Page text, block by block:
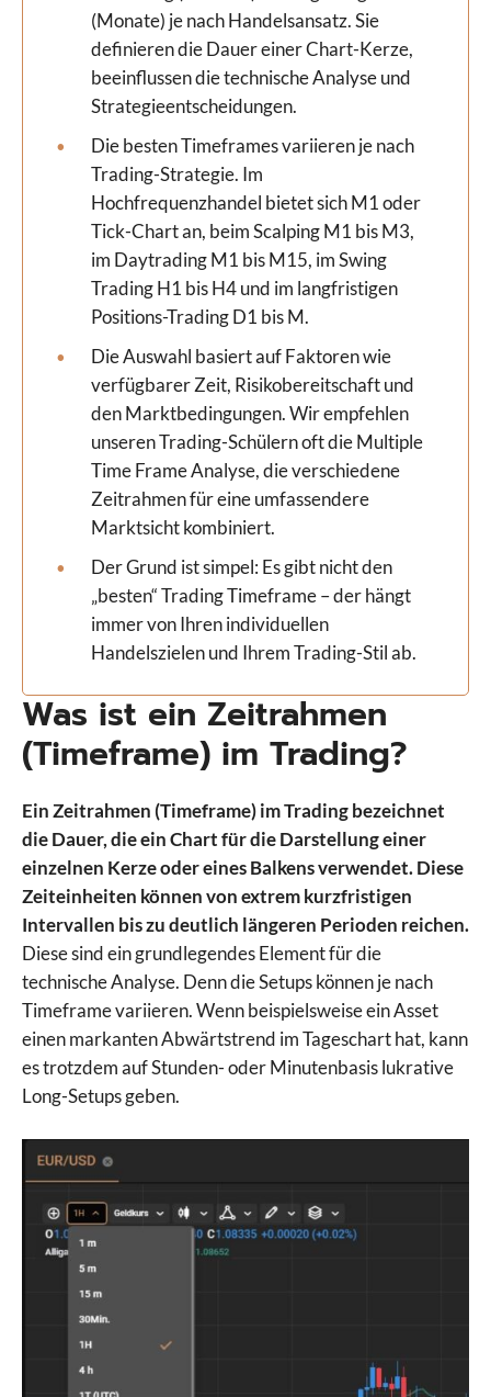
(Monate) je nach Handelsansatz. Sie
definieren die Dauer einer Chart-Kerze,
beeinflussen die technische Analyse und
Strategieentscheidungen.
Die besten Timeframes variieren je nach
Trading-Strategie. Im
Hochfrequenzhandel bietet sich M1 oder
Tick-Chart an, beim Scalping M1 bis M3,
im Daytrading M1 bis M15, im Swing
Trading H1 bis H4 und im langfristigen
Positions-Trading D1 bis M.
Die Auswahl basiert auf Faktoren wie
verfügbarer Zeit, Risikobereitschaft und
den Marktbedingungen. Wir empfehlen
unseren Trading-Schülern oft die Multiple
Time Frame Analyse, die verschiedene
Zeitrahmen für eine umfassendere
Marktsicht kombiniert.
Der Grund ist simpel: Es gibt nicht den
„besten“ Trading Timeframe – der hängt
immer von Ihren individuellen
Handelszielen und Ihrem Trading-Stil ab.
Was ist ein Zeitrahmen
(Timeframe) im Trading?
Ein Zeitrahmen (Timeframe) im Trading bezeichnet
die Dauer, die ein Chart für die Darstellung einer
einzelnen Kerze oder eines Balkens verwendet. Diese
Zeiteinheiten können von extrem kurzfristigen
Intervallen bis zu deutlich längeren Perioden reichen.
Diese sind ein grundlegendes Element für die
technische Analyse. Denn die Setups können je nach
Timeframe variieren. Wenn beispielsweise ein Asset
einen markanten Abwärtstrend im Tageschart hat, kann
es trotzdem auf Stunden- oder Minutenbasis lukrative
Long-Setups geben.